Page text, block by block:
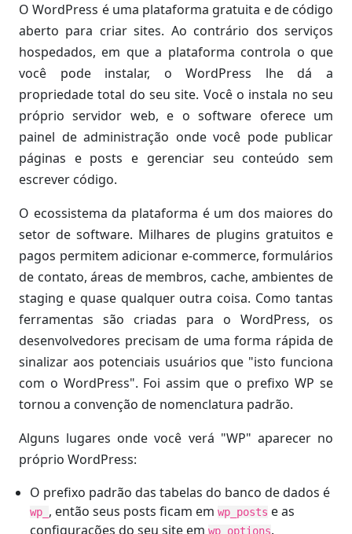
O WordPress é uma plataforma gratuita e de código
aberto para criar sites. Ao contrário dos serviços
hospedados, em que a plataforma controla o que
você pode instalar, o WordPress lhe dá a
propriedade total do seu site. Você o instala no seu
próprio servidor web, e o software oferece um
painel de administração onde você pode publicar
páginas e posts e gerenciar seu conteúdo sem
escrever código.
O ecossistema da plataforma é um dos maiores do
setor de software. Milhares de plugins gratuitos e
pagos permitem adicionar e-commerce, formulários
de contato, áreas de membros, cache, ambientes de
staging e quase qualquer outra coisa. Como tantas
ferramentas são criadas para o WordPress, os
desenvolvedores precisam de uma forma rápida de
sinalizar aos potenciais usuários que "isto funciona
com o WordPress". Foi assim que o prefixo WP se
tornou a convenção de nomenclatura padrão.
Alguns lugares onde você verá "WP" aparecer no
próprio WordPress:
O prefixo padrão das tabelas do banco de dados é
wp_ , então seus posts ficam emwp_posts e as
configurações do seu site emwp_options.